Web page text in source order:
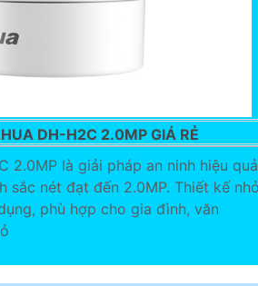
DH-H2C 2.0MP GIÁ RẺ
2.0MP là giải pháp an ninh hiệu quả
sắc nét đạt đến 2.0MP. Thiết kế
phù hợp cho gia đình, văn